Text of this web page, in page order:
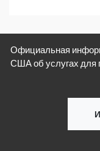
Официальная
США об услугах для